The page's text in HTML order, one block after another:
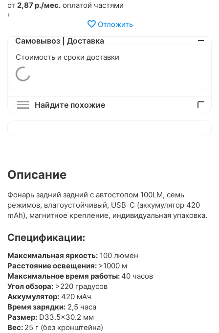
от 2,87 р./мес. оплатой частями
›
Отложить
Самовывоз | Доставка
Стоимость и сроки доставки
Найдите похожие
Описание
Фонарь задний задний с автостопом 100LM, семь
режимов, влагоустойчивый, USB-С (аккумулятор 420
mAh), магнитное крепление, индивидуальная упаковка.
Спецификации:
Максимальная яркость: 100 люмен
Расстояние освещения: >1000 м
Максимальное время работы: 40 часов
Угол обзора: >220 градусов
Аккумулятор: 420 мАч
Время зарядки: 2,5 часа
Размер: D33.5x30.2 мм
Вес: 25 г (без кронштейна)